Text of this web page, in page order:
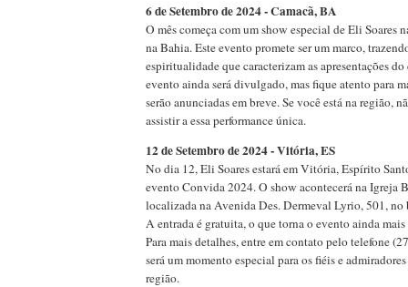
6 de Setembro de 2024 - Camacã, BA
O mês começa com um show especial de Eli Soares
na Bahia. Este evento promete ser um marco,
espiritualidade que caracterizam as apresentações
evento ainda será divulgado, mas fique atento para
serão anunciadas em breve. Se você está na região,
assistir a essa performance única.
12 de Setembro de 2024 - Vitória, ES
No dia 12, Eli Soares estará em Vitória, Espírito
evento Convida 2024. O show acontecerá na Igreja
localizada na Avenida Des. Dermeval Lyrio, 501, no
A entrada é gratuita, o que torna o evento ainda
Para mais detalhes, entre em contato pelo telefone
será um momento especial para os fiéis e
região.